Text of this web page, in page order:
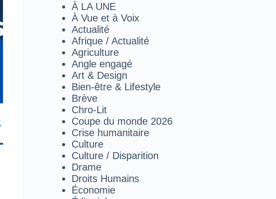
À LA UNE
À Vue et à Voix
Actualité
Afrique / Actualité
Agriculture
Angle engagé
Art & Design
Bien-être & Lifestyle
Brève
Chro-Lit
Coupe du monde 2026
Crise humanitaire
Culture
Culture / Disparition
Drame
Droits Humains
Économie